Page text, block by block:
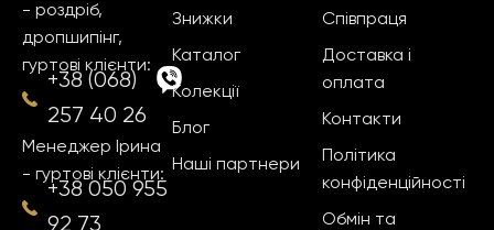
Знижки
Каталог
Колекції
Блог
Наші партнери
Співпраця
Доставка і
оплата
Контакти
Політика
конфіденційності
Обмін та
- роздріб,
дропшипінг,
гуртові клієнти:
+38 (068)
257 40 26
Менеджер Ірина
- гуртові клієнти:
+38 050 955
92 73